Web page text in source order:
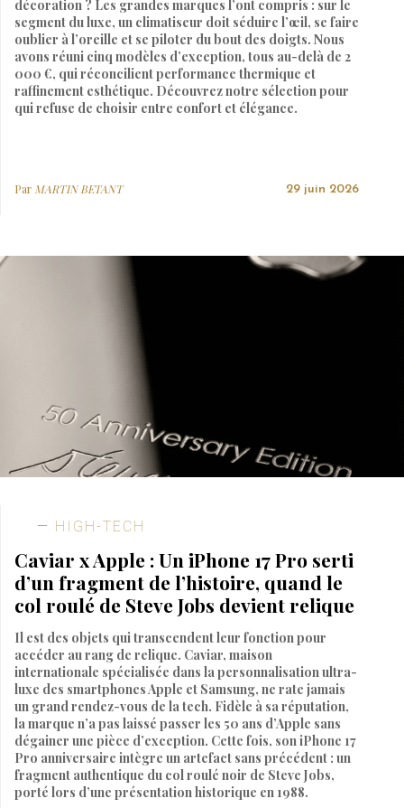
décoration ? Les grandes marques l’ont compris : sur le
segment du luxe, un climatiseur doit séduire l’œil, se faire
oublier à l’oreille et se piloter du bout des doigts. Nous
avons réuni cinq modèles d’exception, tous au-delà de 2
000 €, qui réconcilient performance thermique et
raffinement esthétique. Découvrez notre sélection pour
qui refuse de choisir entre confort et élégance.
ParMARTIN BETANT 29 juin 2026
HIGH-TECH
Caviar x Apple : Un iPhone 17 Pro serti
d’un fragment de l’histoire, quand le
col roulé de Steve Jobs devient relique
Il est des objets qui transcendent leur fonction pour
accéder au rang de relique. Caviar, maison
internationale spécialisée dans la personnalisation ultra-
luxe des smartphones Apple et Samsung, ne rate jamais
un grand rendez-vous de la tech. Fidèle à sa réputation,
la marque n’a pas laissé passer les 50 ans d’Apple sans
dégainer une pièce d’exception. Cette fois, son iPhone 17
Pro anniversaire intègre un artefact sans précédent : un
fragment authentique du col roulé noir de Steve Jobs,
porté lors d’une présentation historique en 1988.